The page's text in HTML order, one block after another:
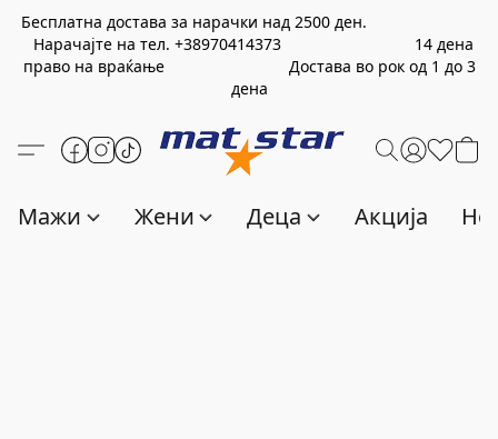
Бесплатна достава за нарачки над 2500 ден.
Нарачајте на тел. +38970414373 14 дена
право на враќање Достава во рок од 1 до 3
дена
Мажи Жени Деца Акција